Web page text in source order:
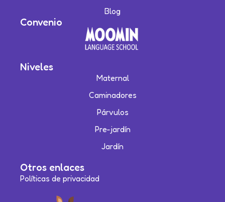
Blog
Convenio
Niveles
Maternal
Caminadores
Párvulos
Pre-jardín
Jardín
Otros enlaces
Políticas de privacidad